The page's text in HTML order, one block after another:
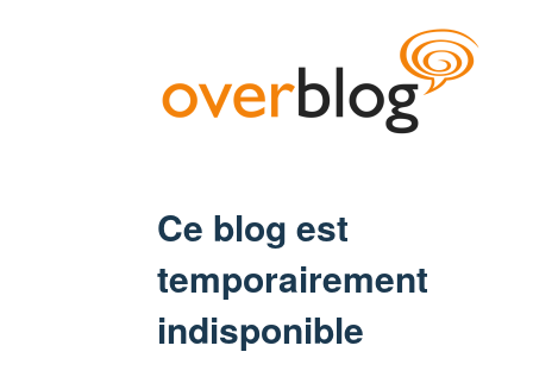
Ce blog est
temporairement
indisponible